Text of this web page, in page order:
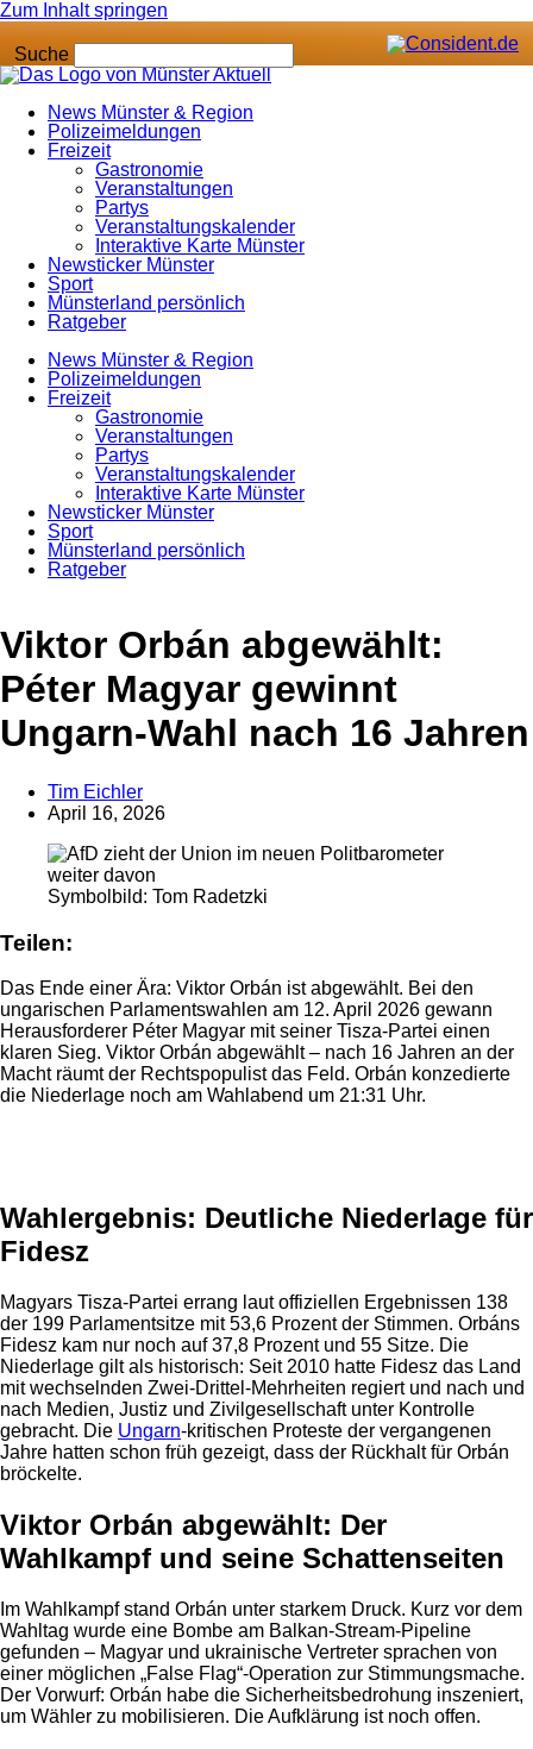
Zum Inhalt springen
Suche
News Münster & Region
Polizeimeldungen
Freizeit
Gastronomie
Veranstaltungen
Partys
Veranstaltungskalender
Interaktive Karte Münster
Newsticker Münster
Sport
Münsterland persönlich
Ratgeber
News Münster & Region
Polizeimeldungen
Freizeit
Gastronomie
Veranstaltungen
Partys
Veranstaltungskalender
Interaktive Karte Münster
Newsticker Münster
Sport
Münsterland persönlich
Ratgeber
Anzeige
Viktor Orbán abgewählt:
Péter Magyar gewinnt
Ungarn-Wahl nach 16 Jahren
Tim Eichler
April 16, 2026
Symbolbild: Tom Radetzki
Teilen:
Das Ende einer Ära: Viktor Orbán ist abgewählt. Bei den
ungarischen Parlamentswahlen am 12. April 2026 gewann
Herausforderer Péter Magyar mit seiner Tisza-Partei einen
klaren Sieg. Viktor Orbán abgewählt – nach 16 Jahren an der
Macht räumt der Rechtspopulist das Feld. Orbán konzedierte
die Niederlage noch am Wahlabend um 21:31 Uhr.
Wahlergebnis: Deutliche Niederlage für
Fidesz
Magyars Tisza-Partei errang laut offiziellen Ergebnissen 138
der 199 Parlamentsitze mit 53,6 Prozent der Stimmen. Orbáns
Fidesz kam nur noch auf 37,8 Prozent und 55 Sitze. Die
Niederlage gilt als historisch: Seit 2010 hatte Fidesz das Land
mit wechselnden Zwei-Drittel-Mehrheiten regiert und nach und
nach Medien, Justiz und Zivilgesellschaft unter Kontrolle
gebracht. Die Ungarn-kritischen Proteste der vergangenen
Jahre hatten schon früh gezeigt, dass der Rückhalt für Orbán
bröckelte.
Viktor Orbán abgewählt: Der
Wahlkampf und seine Schattenseiten
Im Wahlkampf stand Orbán unter starkem Druck. Kurz vor dem
Wahltag wurde eine Bombe am Balkan-Stream-Pipeline
gefunden – Magyar und ukrainische Vertreter sprachen von
einer möglichen „False Flag“-Operation zur Stimmungsmache.
Der Vorwurf: Orbán habe die Sicherheitsbedrohung inszeniert,
um Wähler zu mobilisieren. Die Aufklärung ist noch offen.